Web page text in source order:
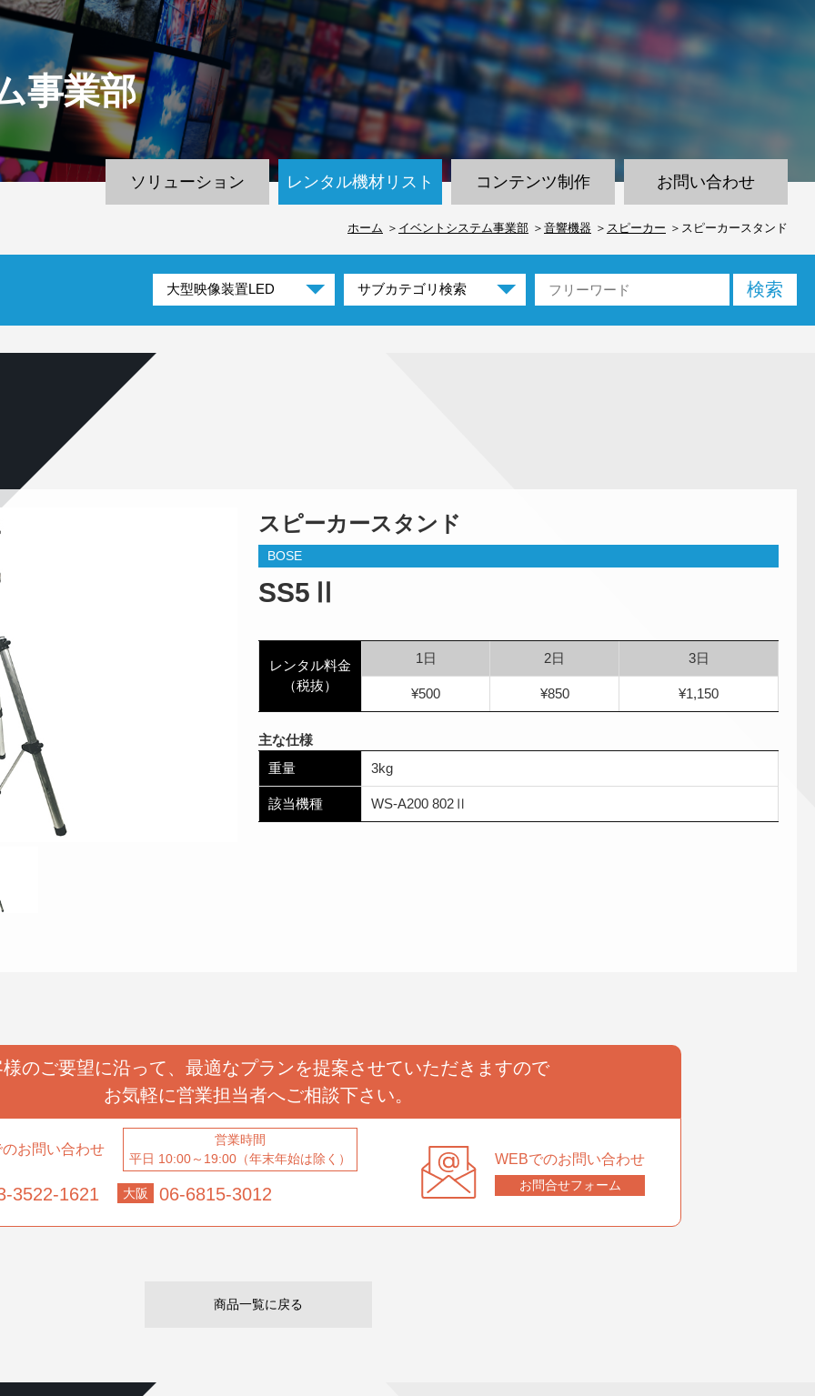
事業部
ソリューション レンタル機材リスト コンテンツ制作 お問い合わせ
ホーム イベントシステム事業部 音響機器 スピーカー スピーカースタンド
スピーカースタンド
BOSE
SS5Ⅱ
レンタル料金
（税抜）
1日 2日 3日
¥500 ¥850 ¥1,150
主な仕様
重量
3kg
該当機種 WS-A200 802Ⅱ
のご要望に沿って、 最適なプランを提案させていただきますので
お気軽に営業担当者へご相談下さい。
お問い合わせ
営業時間
平日 10:00～19:00（年末年始は除く）
3522-1621 大阪 06-6815-3012
WEBでのお問い合わせ
お問合せフォーム
商品一覧に戻る